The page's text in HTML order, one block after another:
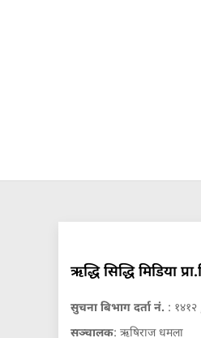
ऋद्धि सिद्धि मिडिया
सुचना बिभाग दर्ता नं. :
सञ्चालक: ऋषिराज धमला